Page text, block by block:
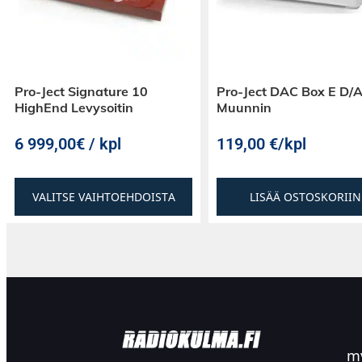
puureunoilla.
TEKNINEN tieto
Pro-Ject CD Box DS2T
Tukee CD, CD-R, CD-RW ja Hybrid-SACD
Digitaalilähdöt 1x koaksiaaliset (S / PDIF)
1x optinen (S / PDIF)
1x XLR (AES / EBU)
Virrankulutus 18V / 600mA DC
Pro-Ject Signature 10
HighEnd Levysoitin
6 999,00€ / kpl
VALITSE VAIHTOEHDOISTA
Pro-Ject DAC Box E D/A
Muunnin
119,00 €/kpl
LISÄÄ OSTOSKORIIN